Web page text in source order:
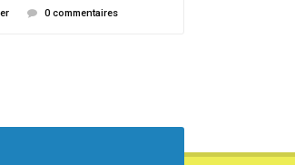
0 commentaires